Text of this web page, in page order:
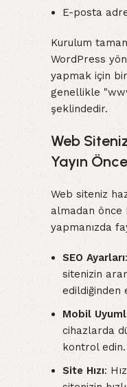
E-posta
Kurulum
WordPress
yapmak için
genellikle "
şeklindedir.
Web
Yayın
Web siteniz
almadan önce
yapmanızda
SEO Ayarları
sitenizin
edildiğinden
Mobil
cihazlarda
kontrol edin.
Site Hızı: